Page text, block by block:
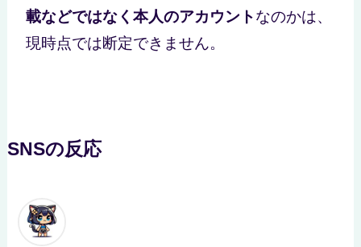
載などではなく本人のアカウントなのかは、
現時点では断定できません。
SNSの反応